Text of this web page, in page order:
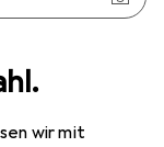
wir mit
Cameo 4 Pro